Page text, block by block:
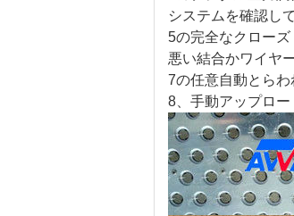
システムを確認し
5の完全なクローズ
悪い結合かワイヤ
7の任意自動とらわ
8、手動アップロー